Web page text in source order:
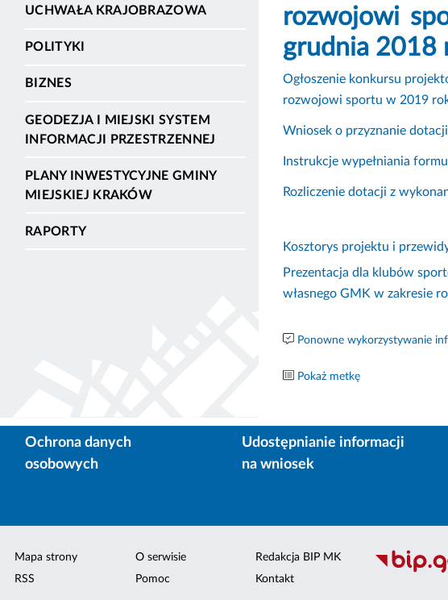
UCHWAŁA KRAJOBRAZOWA
POLITYKI
BIZNES
GEODEZJA I MIEJSKI SYSTEM
INFORMACJI PRZESTRZENNEJ
PLANY INWESTYCYJNE GMINY
MIEJSKIEJ KRAKÓW
RAPORTY
rozwojowi
grudnia 2018
Ogłoszenie konkursu
rozwojowi sportu w 2019
Wniosek o przyznanie
Instrukcje wypełniania
Rozliczenie dotacji z
Kosztorys projektu i
Prezentacja dla klubów
własnego GMK w zakresie
Ponowne wykorzystywanie
Pokaż metkę
Ochrona danych
osobowych
Udostępnianie informacji
na wniosek
Mapa strony
RSS
O serwisie
Pomoc
Redakcja BIP MK
Kontakt